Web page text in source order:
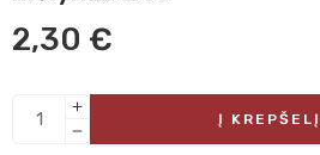
2,30 €
Į KREPŠELĮ